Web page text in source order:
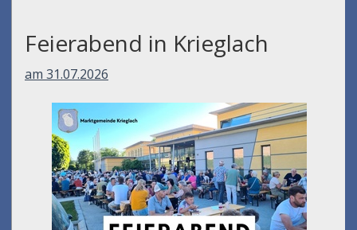
Feierabend in Krieglach
am 31.07.2026